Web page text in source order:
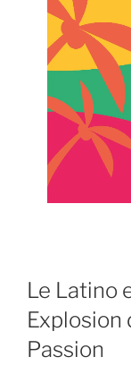
Le Latino
Explosion
Passion